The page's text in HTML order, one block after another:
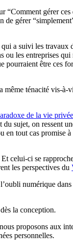
“Comment gérer
gérer
qui a suivi les travaux
les entreprises
être ces
ténacité vis-à-
de la vie
sujet, on ressent
en tout cas promise
celui-ci se
les perspectives du
numérique dans
la conception.
proposons aux
personnelles.